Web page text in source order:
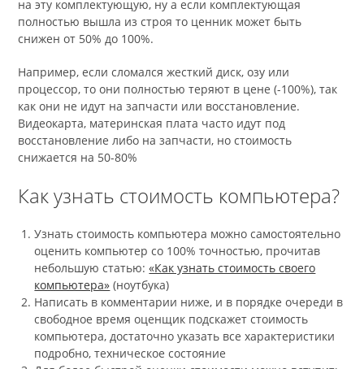
на эту комплектующую, ну а если комплектующая
полностью вышла из строя то ценник может быть
снижен от 50% до 100%.
Например, если сломался жесткий диск, озу или
процессор, то они полностью теряют в цене (-100%), так
как они не идут на запчасти или восстановление.
Видеокарта, материнская плата часто идут под
восстановление либо на запчасти, но стоимость
снижается на 50-80%
Как узнать стоимость компьютера?
Узнать стоимость компьютера можно самостоятельно
оценить компьютер со 100% точностью, прочитав
небольшую статью:«Как узнать стоимость своего
компьютера» (ноутбука)
Написать в комментарии ниже, и в порядке очереди в
свободное время оценщик подскажет стоимость
компьютера, достаточно указать все характеристики
подробно, техническое состояние